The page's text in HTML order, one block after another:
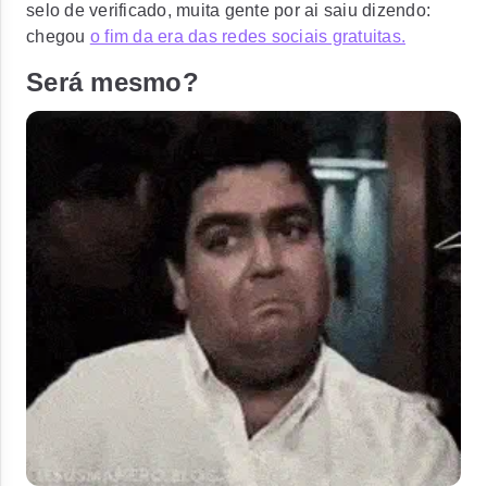
selo de verificado, muita gente por ai saiu dizendo:
chegou o fim da era das redes sociais gratuitas.
Será mesmo?